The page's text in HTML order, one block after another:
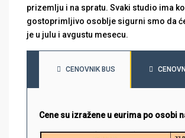
prizemlju i na spratu. Svaki studio ima
gostoprimljivo osoblje sigurni smo da
je u julu i avgustu mesecu.
CENOVNIK BUS
Cene su izražene u eurima po osobi